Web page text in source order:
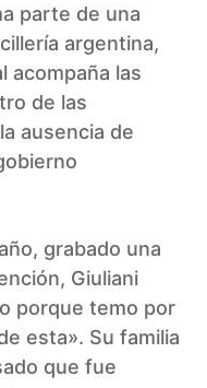
parte de una
argentina,
acompaña las
de las
ausencia de
grabado una
Giuliani
porque temo por
esta». Su familia
que fue